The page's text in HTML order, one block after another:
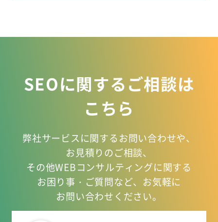
SEOに関するご相談は
こちら
弊社サービスに関するお問い合わせや、
お見積りのご相談、
その他WEBコンサルティングに関する
お困り事 ・ご質問など、お気軽に
お問い合わせください。